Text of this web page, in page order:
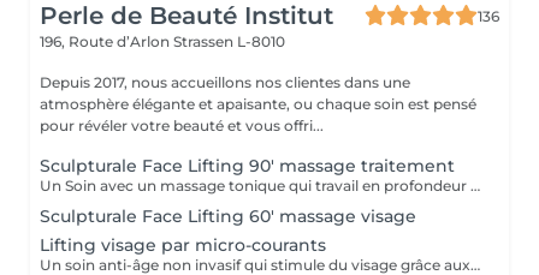
Perle de Beauté Institut
136
196, Route d’Arlon Strassen L-8010
Depuis 2017, nous accueillons nos clientes dans une
atmosphère élégante et apaisante, ou chaque soin est pensé
pour révéler votre beauté et vous offri...
Sculpturale Face Lifting 90' massage traitement
Un Soin avec un massage tonique qui travail en profondeur les muscles de votre visage en interne et en externe. RESULTATS: - Rajeunissement naturel sans injections - Amélioration du tonus musculaire (fitness passif du visage) - Action drainage, detoxication - Enrichissement en oxygène - Amélioration de la microcirculation - Disparition de double menton - La peau devient plus lisse et plus élastique
Sculpturale Face Lifting 60' massage visage
Lifting visage par micro-courants
Un soin anti-âge non invasif qui stimule du visage grâce aux micro-courants. Il raffermit la peau, améliore l'ovale du visage et procure un effet lifting immédiat.